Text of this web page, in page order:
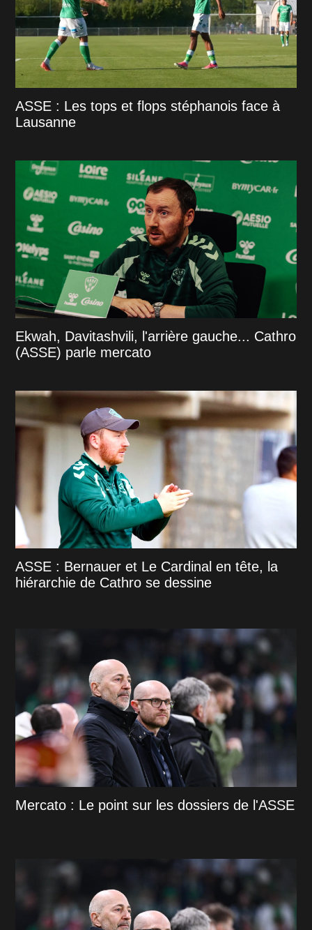
ASSE : Les tops et flops stéphanois face à
Lausanne
Ekwah, Davitashvili, l'arrière gauche... Cathro
(ASSE) parle mercato
ASSE : Bernauer et Le Cardinal en tête, la
hiérarchie de Cathro se dessine
Mercato : Le point sur les dossiers de l'ASSE